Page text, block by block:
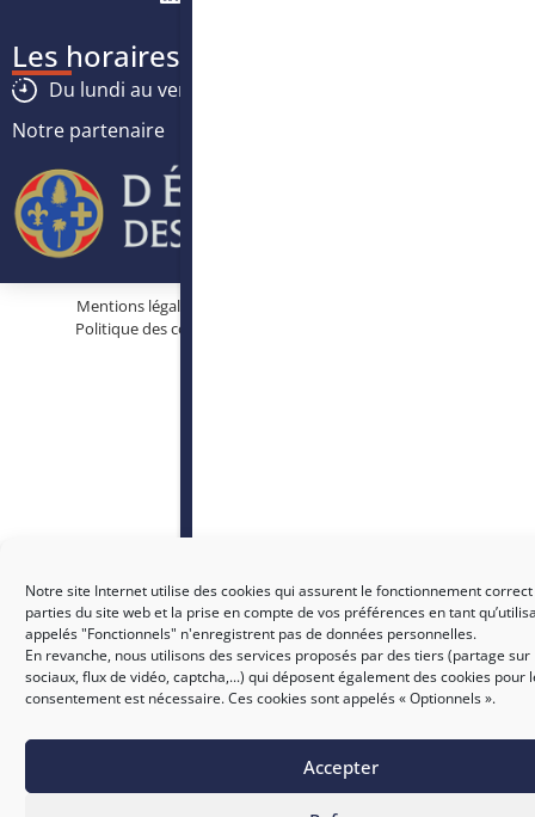
Notre site Internet utilise des cookies qui assurent le fonctionnement
parties du site web et la prise en compte de vos préférences en tant
appelés "Fonctionnels" n'enregistrent pas de données personnelles.
En revanche, nous utilisons des services proposés par des tiers (partage sur
sociaux, flux de vidéo, captcha,...) qui déposent également des cookies pour
consentement est nécessaire. Ces cookies sont appelés « Optionnels ».
Accepter
Les horaires
Du lundi au vendredi :
Notre partenaire
Mentions légales
Politique des cookies
SICTIAM